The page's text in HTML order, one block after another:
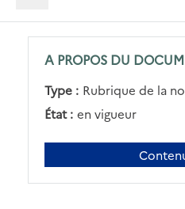
A PROPOS DU
Type : Rubrique de la
État : en vigueur